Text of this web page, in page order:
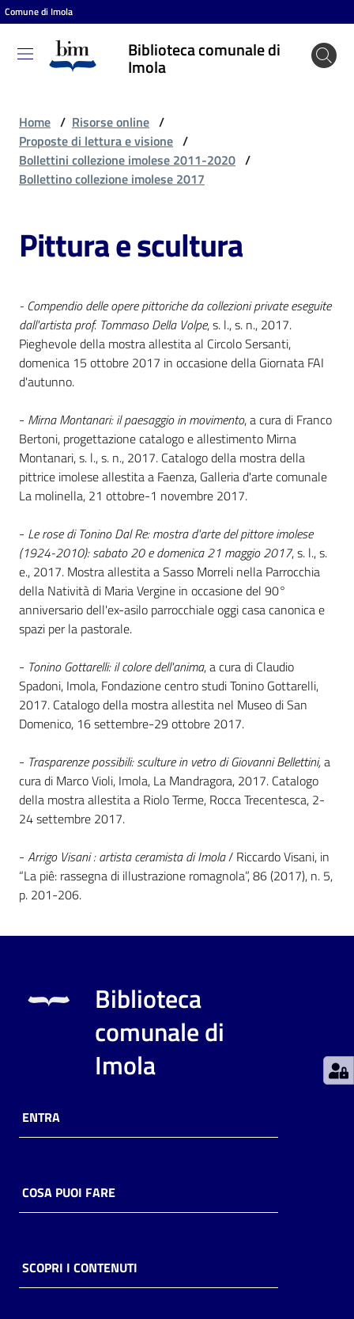
Vai al contenuto
Vai alla navigazione
Vai al footer
Comune di Imola
Biblioteca comunale di
Imola
Biblioteca
comunale
Entra
Cosa
puoi
Scopri
i
contenuti
Risorse
online
Casa
Piani
storico
Decentrate
per
la
lettura
Seguici
su
on line
Chiedi al
bibliotecario
Orari
Home / Risorse online /
Proposte di lettura e visione /
Bollettini collezione imolese 2011-2020 /
Bollettino collezione imolese 2017
Pittura e scultura
- Compendio delle opere pittoriche da collezioni private eseguite
dall'artista prof. Tommaso Della Volpe, s. l., s. n., 2017.
Pieghevole della mostra allestita al Circolo Sersanti,
domenica 15 ottobre 2017 in occasione della Giornata FAI
d'autunno.
- Mirna Montanari: il paesaggio in movimento, a cura di Franco
Bertoni, progettazione catalogo e allestimento Mirna
Montanari, s. l., s. n., 2017. Catalogo della mostra della
pittrice imolese allestita a Faenza, Galleria d'arte comunale
La molinella, 21 ottobre-1 novembre 2017.
- Le rose di Tonino Dal Re: mostra d'arte del pittore imolese
(1924-2010): sabato 20 e domenica 21 maggio 2017, s. l., s.
e., 2017. Mostra allestita a Sasso Morreli nella Parrocchia
della Natività di Maria Vergine in occasione del 90°
anniversario dell'ex-asilo parrocchiale oggi casa canonica e
spazi per la pastorale.
- Tonino Gottarelli: il colore dell'anima, a cura di Claudio
Spadoni, Imola, Fondazione centro studi Tonino Gottarelli,
2017. Catalogo della mostra allestita nel Museo di San
Domenico, 16 settembre-29 ottobre 2017.
- Trasparenze possibili: sculture in vetro di Giovanni Bellettini,a
cura di Marco Violi, Imola, La Mandragora, 2017. Catalogo
della mostra allestita a Riolo Terme, Rocca Trecentesca, 2-
24 settembre 2017.
- Arrigo Visani : artista ceramista di Imola/ Riccardo Visani, in
“La piê: rassegna di illustrazione romagnola”, 86 (2017), n. 5,
p. 201-206.
Biblioteca
comunale di
Imola
ENTRA
COSA PUOI FARE
SCOPRI I CONTENUTI